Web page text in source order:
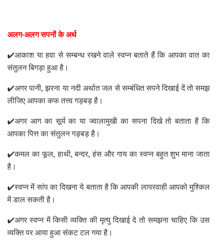
अलग-अलग सपनों के अर्थ
✔️आकाश या हवा से सम्बन्ध रखने वाले स्वप्न बताते हैं कि आपका वात का
संतुलन बिगड़ा हुआ है।
✔️अगर पानी,झरना या नदी अर्थात जल से सम्बंधित सपने दिखाई दें तो समझ
लीजिए आपका कफ तत्त्व गड़बड़ है।
✔️अगर आग का सूर्य का या ज्वालामुखी का सपना दिखे तो बताता है कि
आपका पित्त का संतुलन गड़बड़ है।
✔️कमल का फूल,हाथी,बन्दर,हंस और गाय का स्वप्न बहुत शुभ माना जाता
है।
✔️स्वप्न में सांप का दिखना ये बताता है कि आपकी लापरवाही आपको मुश्किल
में डाल सकती है।
✔️अगर स्वप्न में किसी व्यक्ति की मृत्यु दिखाई दे तो समझना चाहिए कि उस
व्यक्ति पर आया हुआ संकट टल गया है।